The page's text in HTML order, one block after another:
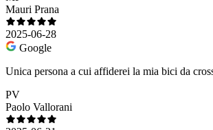
Mauri Prana
2025-06-28
Google
Unica persona a cui affiderei la mia bici da
PV
Paolo Vallorani